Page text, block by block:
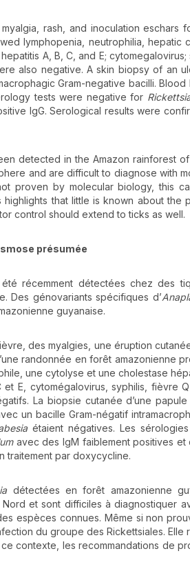
rash, and inoculation eschars
lymphopenia, neutrophilia, hepatic
A, B, C, and E; cytomegalovirus;
also negative. A skin biopsy of an
Gram-negative bacilli. Blood
tests were negative for
IgG. Serological results were
detected in the Amazon rainforest of
and are difficult to diagnose with
proven by molecular biology, this
that little is known about the
control should extend to ticks as well.
présumée
récemment détectées chez des
Des génovariants spécifiques d’
guyanaise.
des myalgies, une éruption
randonnée en forêt amazonienne
une cytolyse et une cholestase
E, cytomégalovirus, syphilis, fièvre
La biopsie cutanée d’une
un bacille Gram-négatif
étaient négatives. Les
avec des IgM faiblement positives et
traitement par doxycycline.
détectées en forêt amazonienne
et sont difficiles à diagnostiquer
espèces connues. Même si non
du groupe des Rickettsiales. Elle
contexte, les recommandations de